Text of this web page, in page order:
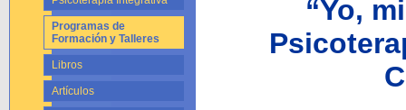
Programas de
Formación y Talleres
Libros
Artículos
“Yo,